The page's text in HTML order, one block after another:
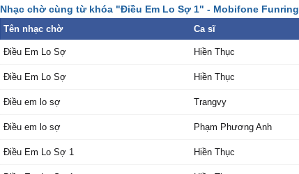
đi những kỷ niệm
Sợ bàn tay em mong manh quá
biết mai sau này còn giữ được
anh
rơi lại em trên con đường yêu
Sợ rằng đôi khi cơn mưa ấy khiến
Sợ ngày mai khi anh không đến
Nhạc chờ cùng từ khóa "Điều Em Lo Sợ 1" - Mobifone Funring
Tên nhạc chờ Ca sĩ
Điều Em Lo Sợ Hiền Thục
Điều Em Lo Sợ Hiền Thục
Điều em lo sợ Trangvy
Điều em lo sợ Phạm Phương Anh
Điều Em Lo Sợ 1 Hiền Thục